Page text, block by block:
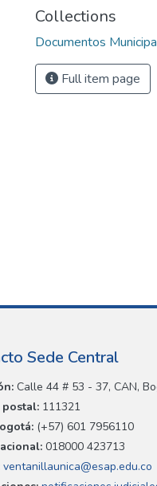
Collections
Documentos
Full item page
Sede Central
Calle 44 # 53 - 37, CAN,
111321
(+57) 601 7956110
018000 423713
ventanillaunica@esap.edu.co